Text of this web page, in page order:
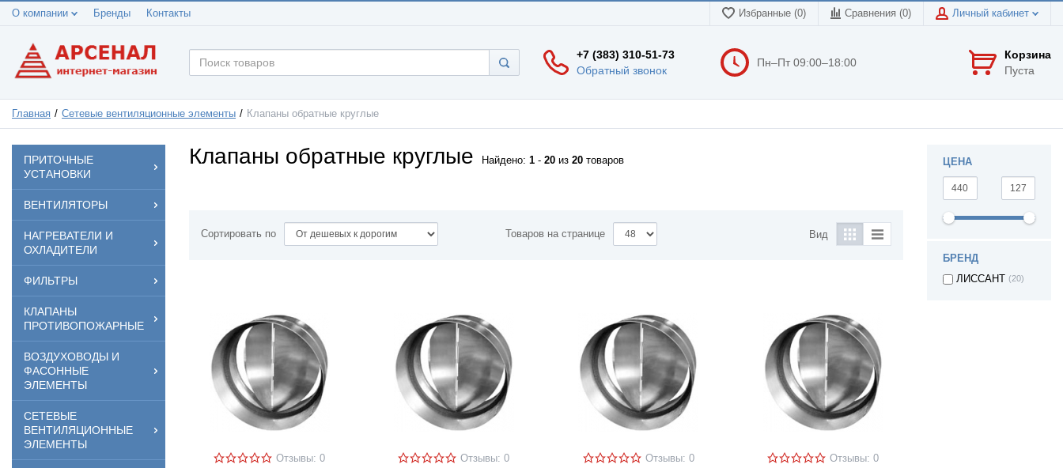
О компании Бренды Контакты Избранные (0) Сравнения (0) Личный кабинет
+7 (383) 310-51-73
Обратный звонок
Пн–Пт 09:00–18:00
Корзина
Пуста
Главная Сетевые вентиляционные элементы Клапаны обратные круглые
ПРИТОЧНЫЕ
УСТАНОВКИ
ВЕНТИЛЯТОРЫ
НАГРЕВАТЕЛИ И
ОХЛАДИТЕЛИ
ФИЛЬТРЫ
КЛАПАНЫ
ПРОТИВОПОЖАРНЫЕ
ВОЗДУХОВОДЫ И
ФАСОННЫЕ
ЭЛЕМЕНТЫ
СЕТЕВЫЕ
ВЕНТИЛЯЦИОННЫЕ
ЭЛЕМЕНТЫ
ЦЕНА
БРЕНД
ЛИССАНТ
(20)
Клапаны обратные круглые Найдено: 1 - 20 из 20 товаров
Сортировать по Товаров на странице Вид
Отзывы: 0 Отзывы: 0 Отзывы: 0 Отзывы: 0